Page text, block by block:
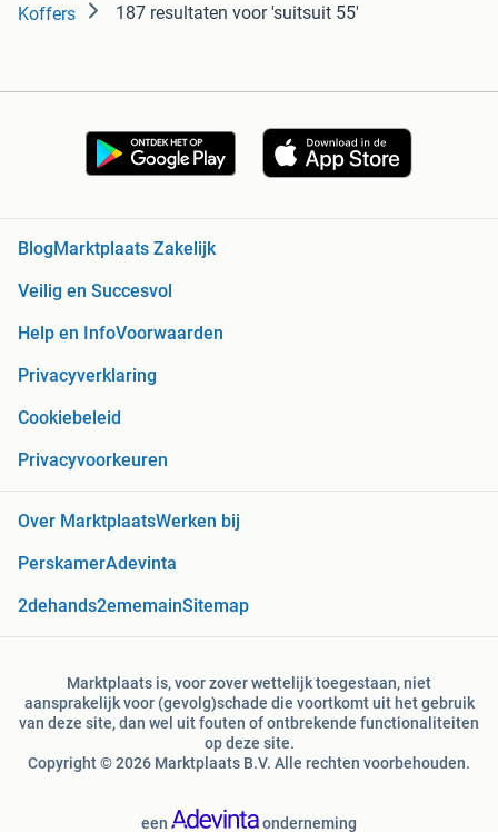
Koffers 187 resultaten voor 'suitsuit 55'
BlogMarktplaats Zakelijk
Veilig en Succesvol
Help en InfoVoorwaarden
Privacyverklaring
Cookiebeleid
Privacyvoorkeuren
Over MarktplaatsWerken bij
PerskamerAdevinta
2dehands2ememainSitemap
Marktplaats is, voor zover wettelijk toegestaan, niet
aansprakelijk voor (gevolg)schade die voortkomt uit het gebruik
van deze site, dan wel uit fouten of ontbrekende functionaliteiten
op deze site.
Copyright © 2026 Marktplaats B.V. Alle rechten voorbehouden.
een onderneming